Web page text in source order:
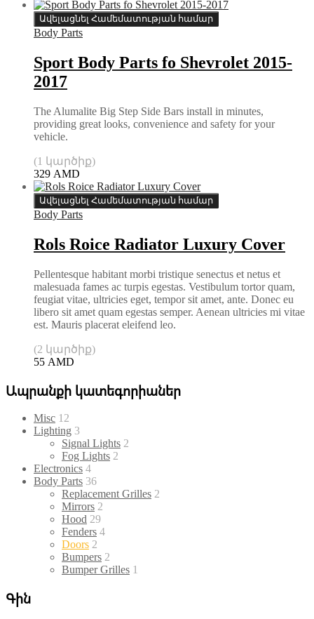
Ավելացնել Համեմատության համար
Body Parts
Sport Body Parts fo Shevrolet 2015-
2017
The Alumalite Big Step Side Bars install in minutes,
providing great looks, convenience and safety for your
vehicle.
(1 կարծիք)
329 AMD
Ավելացնել Համեմատության համար
Body Parts
Rols Roice Radiator Luxury Cover
Pellentesque habitant morbi tristique senectus et netus et
malesuada fames ac turpis egestas. Vestibulum tortor quam,
feugiat vitae, ultricies eget, tempor sit amet, ante. Donec eu
libero sit amet quam egestas semper. Aenean ultricies mi vitae
est. Mauris placerat eleifend leo.
(2 կարծիք)
55 AMD
Ապրանքի կատեգորիաներ
Misc 12
Lighting 3
Signal Lights 2
Fog Lights 2
Electronics 4
Body Parts 36
Replacement Grilles 2
Mirrors 2
Hood 29
Fenders 4
Doors 2
Bumpers 2
Bumper Grilles 1
Գին